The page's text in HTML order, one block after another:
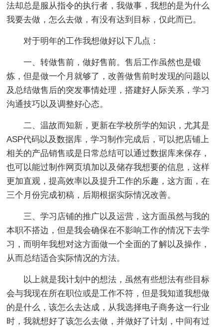
法却总是服从指令的执行者，我做事，我想的是为什么
我要去做，怎么去做，有没有达到目标，仅此而已。
对于明年的工作我想做好以下几点：
一、转做售前，做好售前。售后工作虽然也是锻
炼，但是做一个月就够了，改善做售前时发现的问题以
及总结做售后的突发事情处理，搭建好人际关系，学习
沟通技巧以及调整好心态。
二、温故而知新，更新在学校所学的知识，尤其是
ASP代码以及数据库，学习制作完成后，可以把店铺上
相关的产品销售或是日常总结可以通过数据库来保存，
也可以能过制作网页填加以及储存我想要的信息，这样
更加直观，提高效率以及提升工作的乐趣，这方面，在
三个月份完成初稿，后期根据实际情况改善。
三、学习店铺的推广以及运营，这方面虽然与我的
本职不搭边，但是我会确保在不影响工作的情况下去学
习，而明年我想对这方面做一个全面的了解以及操作，
从而总结适合实际情况的方法。
以上就是我计划中的想法，虽然有些想法有些目标
会与我现在所在职位或是工作不符，但是我知道我想做
的是什么，该怎么去达成，从我选择电子商务这一行业
时，我就想好了该怎么去做，并做好了计划，中间有过